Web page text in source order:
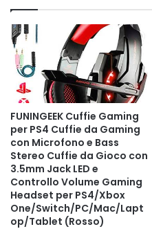
FUNINGEEK Cuffie Gaming
per PS4 Cuffie da Gaming
con Microfono e Bass
Stereo Cuffie da Gioco con
3.5mm Jack LED e
Controllo Volume Gaming
Headset per PS4/Xbox
One/Switch/PC/Mac/Lapt
op/Tablet (Rosso)